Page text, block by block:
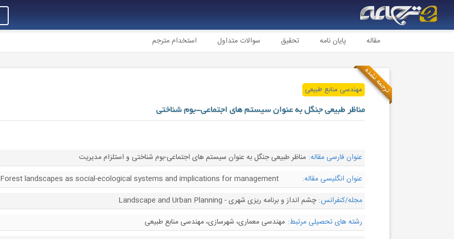
مقاله پایان نامه تحقیق سوالات متداول استخدام مترجم
ترجمه نشدهمهندسی منابع طبیعی
مناظر طبیعی جنگل به عنوان سیستم های اجتماعی-بوم شناختی
عنوان فارسی مقاله: مناظر طبیعی جنگل به عنوان سیستم های اجتماعی-بوم شناختی و استلزام مدیریت
عنوان انگلیسی مقاله:
Forest landscapes as social-ecological systems and implications for management
مجله/کنفرانس: چشم انداز و برنامه ریزی شهری - Landscape and Urban Planning
رشته های تحصیلی مرتبط: مهندسی معماری، شهرسازی، مهندسی منابع طبیعی